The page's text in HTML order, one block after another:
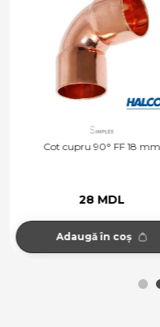
Cot cupru 90° FF 18 mm
28 MDL
Adaugă în coș